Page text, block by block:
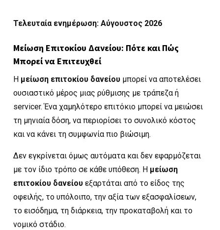
Τελευταία ενημέρωση: Αύγουστος 2026
Μείωση Επιτοκίου Δανείου: Πότε και Πώς
Μπορεί να Επιτευχθεί
Η μείωση επιτοκίου δανείου μπορεί να αποτελέσει
ουσιαστικό μέρος μιας ρύθμισης με τράπεζα ή
servicer. Ένα χαμηλότερο επιτόκιο μπορεί να μειώσει
τη μηνιαία δόση, να περιορίσει το συνολικό κόστος
και να κάνει τη συμφωνία πιο βιώσιμη.
Δεν εγκρίνεται όμως αυτόματα και δεν εφαρμόζεται
με τον ίδιο τρόπο σε κάθε υπόθεση. Η μείωση
επιτοκίου δανείου εξαρτάται από το είδος της
οφειλής, το υπόλοιπο, την αξία των εξασφαλίσεων,
το εισόδημα, τη διάρκεια, την προκαταβολή και το
νομικό στάδιο.